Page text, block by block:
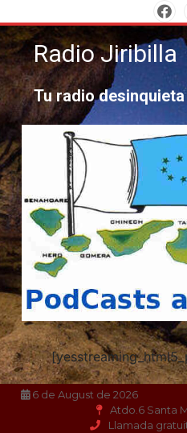
al
contenidoRadio Jiribilla
Tu radio
6 de August de 2026
Atdo.6 Santa
Llamada